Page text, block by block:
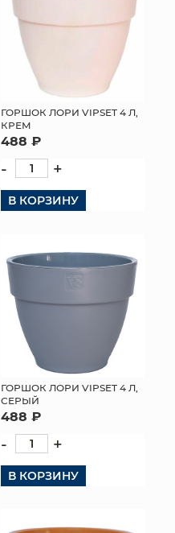
ГОРШОК ЛОРИ VIPSET 4 Л,
КРЕМ
488 ₽
- +
В КОРЗИНУ
ГОРШОК ЛОРИ VIPSET 4 Л,
СЕРЫЙ
488 ₽
- +
В КОРЗИНУ